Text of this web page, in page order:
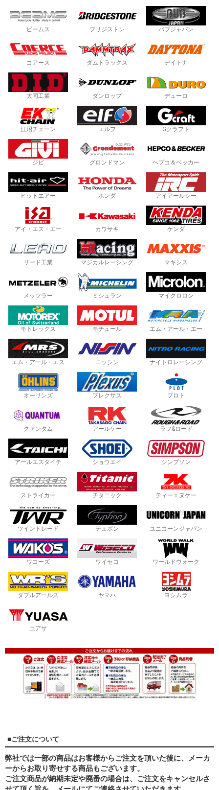
ビームス ブリジストン バブジャパン
コアース ダムトラックス デイトナ
大同工業 ダンロップ デューロ
江沼チェーン エルフ Gクラフト
ジビ グロンドマン ヘプコ＆ベッカー
ヒットエアー ホンダ アイアールシー
アイ・エス・エー カワサキ ケンダ
リード工業 マジカルレーシング マキシス
メッツラー ミシュラン マイクロロン
モトレックス モチュール エム・アール・エー
エム・アール・エス ニッシン ナイトロレーシング
オーリンズ プレクサス プロト
クァンタム アールケー ラフ&ロード
アールエスタイチ ショウエイ シンプソン
ストライカー チタニック ティーエヌケー
ツイントレード テュポン ユニコーンジャパン
ワコーズ ワイセコ ワールドウォーク
ダブルアールズ ヤマハ ヨシムラ
ユアサ
■ご注文について
弊社では一部の商品はお客様からご注文を頂いた後に、メーカ
ーからお取り寄せする商品もございます。
ご注文商品が納期未定や廃番の場合は、ご注文をキャンセルさ